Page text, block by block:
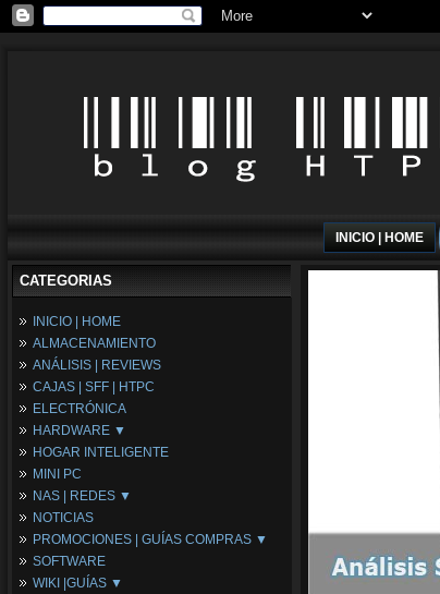
INICIO | HOME
CATEGORIAS
INICIO | HOME
ALMACENAMIENTO
ANÁLISIS | REVIEWS
CAJAS | SFF | HTPC
ELECTRÓNICA
HARDWARE ▼
Fuentes de Alimentación
Memória RAM
Placas Base
Procesadores
Periféricos
Refrigeración
Tarjetas Gráficas
HOGAR INTELIGENTE
MINI PC
NAS | REDES ▼
NAS
Espacio Synology
Redes
NOTICIAS
PROMOCIONES | GUÍAS COMPRAS ▼
Configuraciones Ordenadores
Guías de Compras
SOFTWARE
WIKI |GUÍAS ▼